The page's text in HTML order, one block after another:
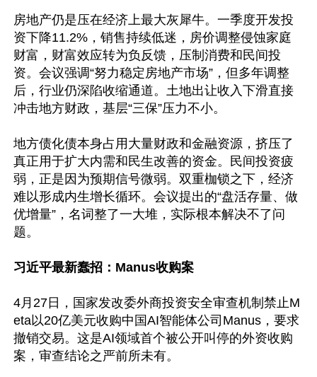
房地产仍是压在经济上最大灰犀牛。一季度开发投
资下降11.2%，销售持续低迷，房价调整侵蚀家庭
财富，财富效应转为负反馈，压制消费和民间投
资。会议强调“努力稳定房地产市场”，但多年调整
后，行业仍深陷收缩通道。土地出让收入下滑直接
冲击地方财政，基层“三保”压力不小。
地方债化债本身占用大量财政和金融资源，挤压了
真正用于扩大内需和民生改善的资金。民间投资疲
弱，正是因为预期信号微弱。双重枷锁之下，经济
难以形成内生增长循环。会议提出的“盘活存量、做
优增量”，名词整了一大堆，实际根本解决不了问
题。
习近平最新蠢招：Manus收购案
4月27日，国家发改委外商投资安全审查机制禁止M
eta以20亿美元收购中国AI智能体公司Manus，要求
撤销交易。这是AI领域首个被公开叫停的外资收购
案，审查结论之严前所未有。